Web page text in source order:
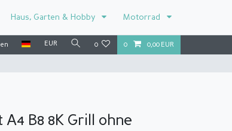
Haus, Garten & Hobby Motorrad
EUR 0 0 0,00 EUR
B8 8K Grill ohne